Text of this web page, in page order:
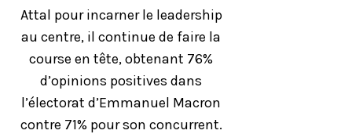
Attal pour incarner le leadership
au centre, il continue de faire la
course en tête, obtenant 76%
d’opinions positives dans
l’électorat d’Emmanuel Macron
contre 71% pour son concurrent.